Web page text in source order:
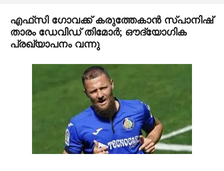
എഫ്‌സി ഗോവക്ക് കരുത്തേകാൻ സ്പാനിഷ്
താരം ഡേവിഡ് തിമോർ; ഔദ്യോഗിക
പ്രഖ്യാപനം വന്നു